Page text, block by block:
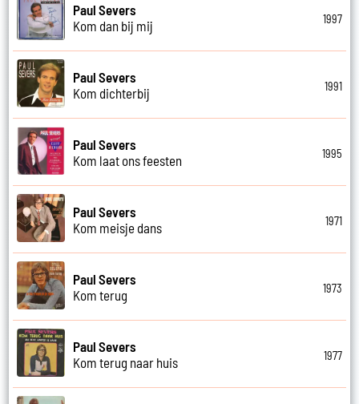
Paul Severs
Kom dan bij mij
1997
Paul Severs
Kom dichterbij
1991
Paul Severs
Kom laat ons feesten
1995
Paul Severs
Kom meisje dans
1971
Paul Severs
Kom terug
1973
Paul Severs
Kom terug naar huis
1977